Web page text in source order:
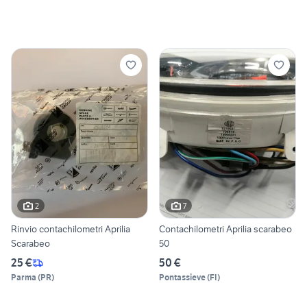
2
Rinvio contachilometri Aprilia
Scarabeo
25 €
Parma (PR)
7
Contachilometri Aprilia scarabeo
50
50 €
Pontassieve(FI)